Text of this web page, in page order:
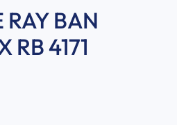
RAY BAN
RB 4171